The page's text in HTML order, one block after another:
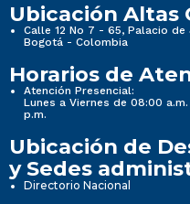
Ubicación Altas
Calle 12 No 7 - 65, Palacio
Bogotá - Colombia
Horarios de
Atención Presencial:
Lunes a Viernes de 08:00
p.m.
Ubicación de
y Sedes
Directorio Nacional